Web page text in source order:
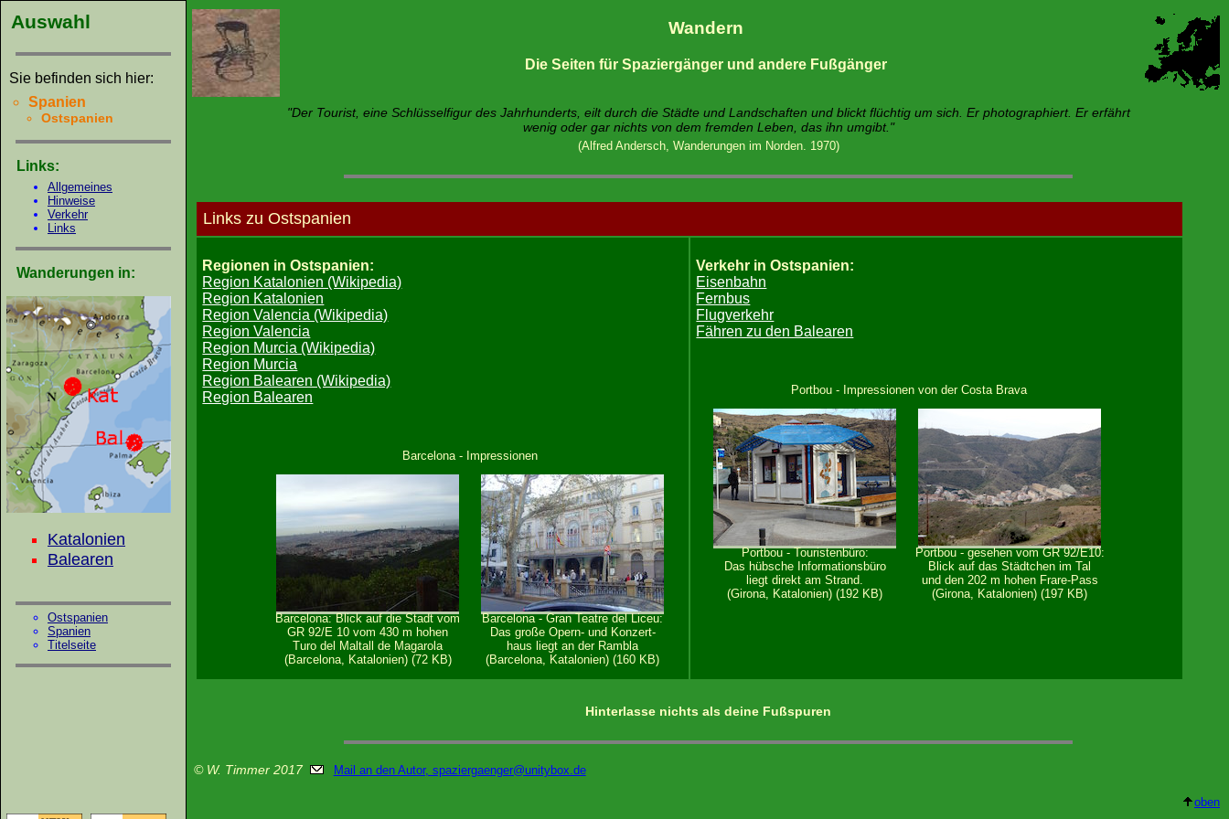
Auswahl
Sie befinden sich hier:
Spanien
Ostspanien
Links:
Allgemeines
Hinweise
Verkehr
Links
Wanderungen in:
Katalonien
Balearen
Ostspanien
Spanien
Titelseite
Wandern
Die Seiten für Spaziergänger und andere Fußgänger
"Der Tourist, eine Schlüsselfigur des Jahrhunderts, eilt durch die Städte und Landschaften und blickt flüchtig um sich. Er photographiert. Er erfährt
wenig oder gar nichts von dem fremden Leben, das ihn umgibt."
(Alfred Andersch, Wanderungen im Norden. 1970)
Links zu Ostspanien
Regionen in Ostspanien:
Region Katalonien (Wikipedia)
Region Katalonien
Region Valencia (Wikipedia)
Region Valencia
Region Murcia (Wikipedia)
Region Murcia
Region Balearen (Wikipedia)
Region Balearen
Barcelona - Impressionen
Barcelona: Blick auf die Stadt vom
GR 92/E 10 vom 430 m hohen
Turo del Maltall de Magarola
(Barcelona, Katalonien) (72 KB)
Barcelona - Gran Teatre del Liceu:
Das große Opern- und Konzert-
haus liegt an der Rambla
(Barcelona, Katalonien) (160 KB)
Verkehr in Ostspanien:
Eisenbahn
Fernbus
Flugverkehr
Fähren zu den Balearen
Portbou - Impressionen von der Costa Brava
Portbou - Touristenbüro:
Das hübsche Informationsbüro
liegt direkt am Strand.
(Girona, Katalonien) (192 KB)
Portbou - gesehen vom GR 92/E10:
Blick auf das Städtchen im Tal
und den 202 m hohen Frare-Pass
(Girona, Katalonien) (197 KB)
Hinterlasse nichts als deine Fußspuren
© W. Timmer 2017 Mail an den Autor, spaziergaenger@unitybox.de
oben